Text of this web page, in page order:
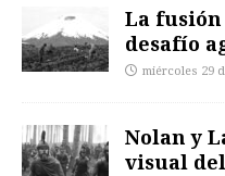
La
desafío
miércoles 29
Nolan y
visual